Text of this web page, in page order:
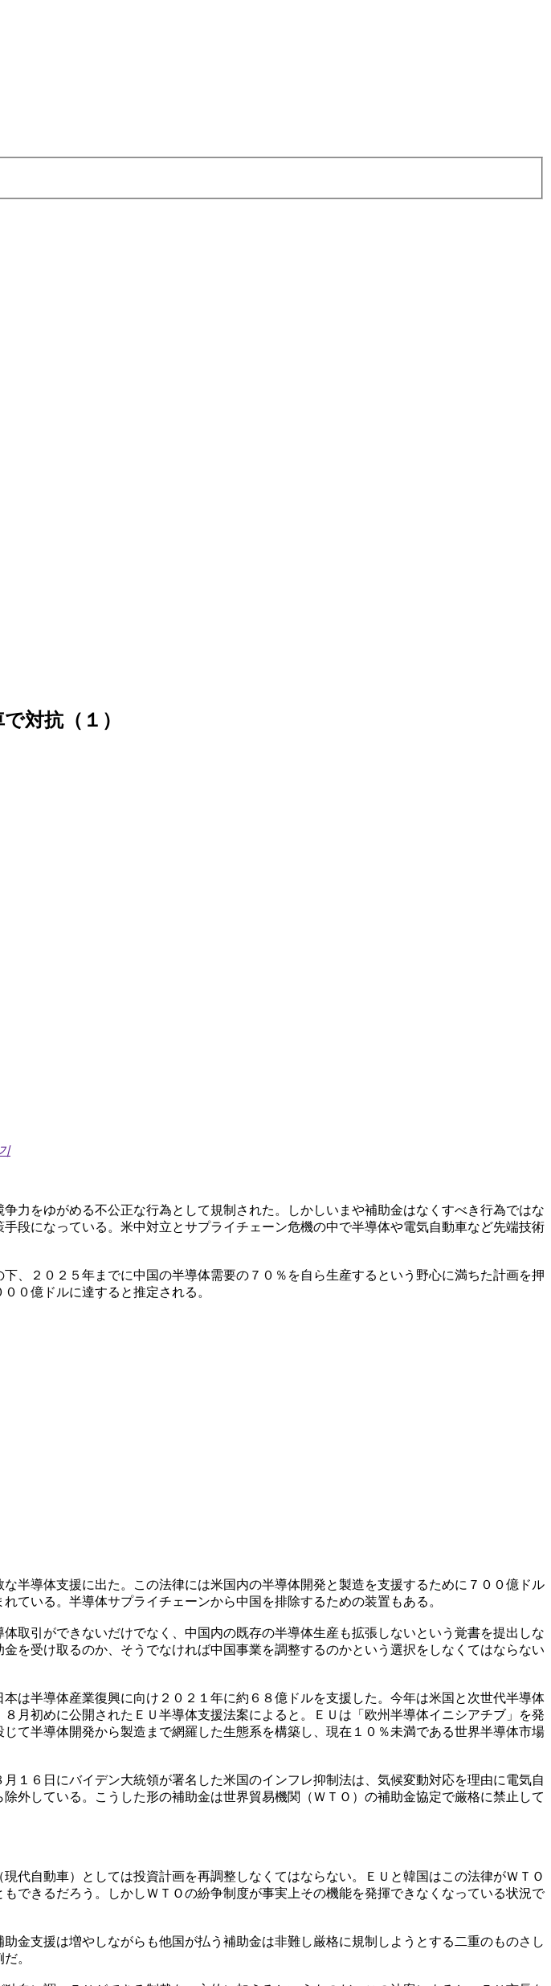
対抗（１）
力をゆがめる不公正な行為として規制された。しかしいまや補助金はなくすべき行為ではな
段になっている。米中対立とサプライチェーン危機の中で半導体や電気自動車など先端技術
、２０２５年までに中国の半導体需要の７０％を自ら生産するという野心に満ちた計画を押
０億ドルに達すると推定される。
半導体支援に出た。この法律には米国内の半導体開発と製造を支援するために７００億ドル
ている。半導体サプライチェーンから中国を排除するための装置もある。
取引ができないだけでなく、中国内の既存の半導体生産も拡張しないという覚書を提出しな
を受け取るのか、そうでなければ中国事業を調整するのかという選択をしなくてはならない
は半導体産業復興に向け２０２１年に約６８億ドルを支援した。今年は米国と次世代半導体
月初めに公開されたＥＵ半導体支援法案によると。ＥＵは「欧州半導体イニシアチブ」を発
て半導体開発から製造まで網羅した生態系を構築し、現在１０％未満である世界半導体市場
１６日にバイデン大統領が署名した米国のインフレ抑制法は、気候変動対応を理由に電気自
外している。こうした形の補助金は世界貿易機関（ＷＴＯ）の補助金協定で厳格に禁止して
代自動車）としては投資計画を再調整しなくてはならない。ＥＵと韓国はこの法律がＷＴＯ
できるだろう。しかしＷＴＯの紛争制度が事実上その機能を発揮できなくなっている状況で
金支援は増やしながらも他国が払う補助金は非難し厳格に規制しようとする二重のものさし
。